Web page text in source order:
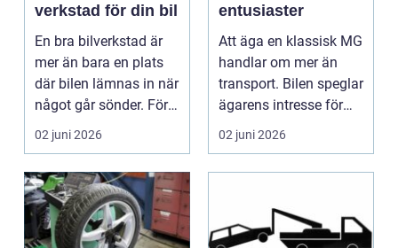
verkstad för din bil
En bra bilverkstad är
mer än bara en plats
där bilen lämnas in när
något går sönder. För
många biläg...
02 juni 2026
entusiaster
Att äga en klassisk MG
handlar om mer än
transport. Bilen speglar
ägarens intresse för
teknik, histo...
02 juni 2026